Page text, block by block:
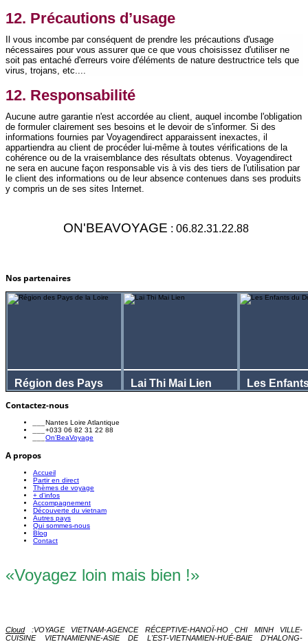
12. Précautions d’usage
Il vous incombe par conséquent de prendre les précautions d'usage
nécessaires pour vous assurer que ce que vous choisissez d'utiliser ne
soit pas entaché d'erreurs voire d'éléments de nature destructrice tels que
virus, trojans, etc....
12. Responsabilité
Aucune autre garantie n'est accordée au client, auquel incombe l'obligation
de formuler clairement ses besoins et le devoir de s'informer. Si des
informations fournies par Voyagendirect apparaissent inexactes, il
appartiendra au client de procéder lui-même à toutes vérifications de la
cohérence ou de la vraisemblance des résultats obtenus. Voyagendirect
ne sera en aucune façon responsable vis à vis des tiers de l'utilisation par
le client des informations ou de leur absence contenues dans ses produits
y compris un de ses sites Internet.
ON'BEAVOYAGE : 06.82.31.22.88
Nos partenaires
Région des Pays
de la Loire
Visitez leur site ...
Lai Thi Mai Lien
Les
Dragon
Contactez-nous
Nantes Loire Atlantique
+033 06 82 31 22 88
On'BeaVoyage
A propos
Accueil
Partir en direct
Thèmes de voyage
+ d'infos
Accompagnement
Découverte du vietnam
Autres pays
Qui sommes-nous
Blog
Contact
«Voyagez loin mais bien !»
Cloud:VOYAGE VIETNAM-AGENCE RÉCEPTIVE-HANOÏ-HO CHI MINH VILLE-
CUISINE VIETNAMIENNE-ASIE DE L'EST-VIETNAMIEN-HUÉ-BAIE D'HALONG-